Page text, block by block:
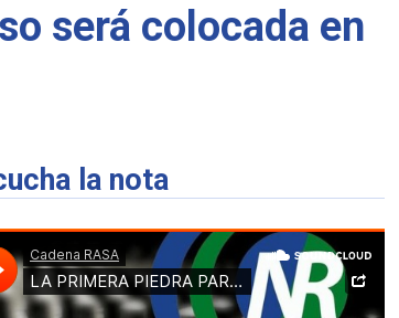
será colocada en
la nota